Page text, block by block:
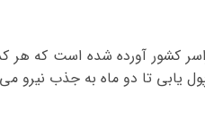
کشور آورده شده است که هر
یابی تا دو ماه به جذب نیرو می